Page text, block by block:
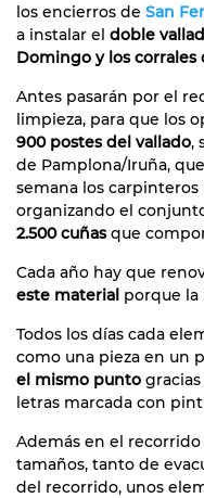
los encierros de San
a instalar el doble
Domingo y los corrales
Antes pasarán por el
limpieza, para que los
900 postes del vallado,
de Pamplona/Iruña,
semana los
organizando el
2.500 cuñasque
Cada año hay que
este material porque la
Todos los días cada
como una pieza en un
el mismo punto
letras marcada con
Además en el recorrido
tamaños, tanto de
del recorrido, unos